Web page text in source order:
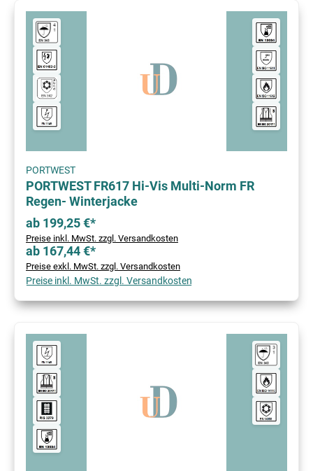
PORTWEST
PORTWEST FR617 Hi-Vis Multi-Norm FR
Regen- Winterjacke
ab 199,25 €*
Preise inkl. MwSt. zzgl. Versandkosten
ab 167,44 €*
Preise exkl. MwSt. zzgl. Versandkosten
Preise inkl. MwSt. zzgl. Versandkosten